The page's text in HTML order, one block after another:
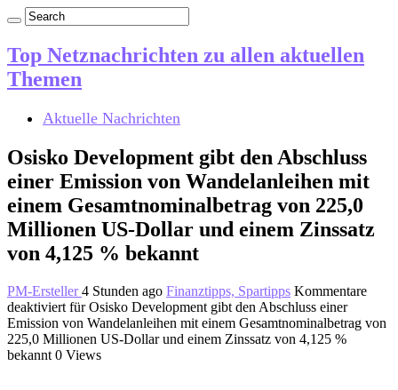
Top Netznachrichten zu allen aktuellen
Themen
Aktuelle Nachrichten
Osisko Development gibt den Abschluss
einer Emission von Wandelanleihen mit
einem Gesamtnominalbetrag von 225,0
Millionen US-Dollar und einem Zinssatz
von 4,125 % bekannt
PM-Ersteller4 Stunden ago Finanztipps, Spartipps Kommentare
deaktiviert für Osisko Development gibt den Abschluss einer
Emission von Wandelanleihen mit einem Gesamtnominalbetrag von
225,0 Millionen US-Dollar und einem Zinssatz von 4,125 %
bekannt 0 Views